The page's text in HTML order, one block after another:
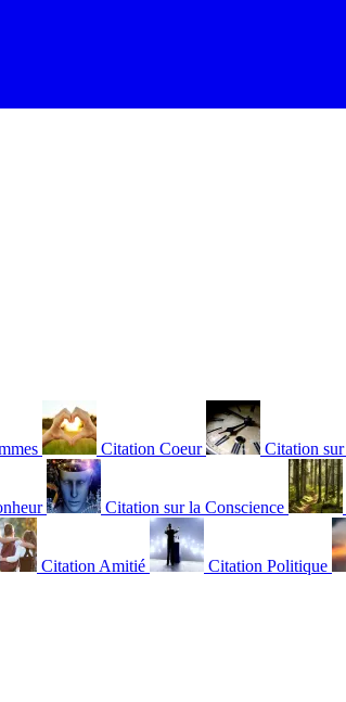
Citation Coeur Citation sur
Citation sur la Conscience
Citation Amitié Citation Politique